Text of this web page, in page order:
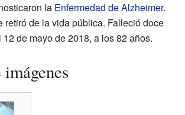
la Enfermedad de Alzheimer.
retiró de la vida pública. Falleció doce
de mayo de 2018, a los 82 años.